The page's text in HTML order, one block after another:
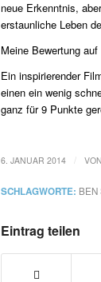
neue Erkenntnis,
erstaunliche Leben
Meine Bewertung
Ein inspirierender
einen ein wenig
ganz für 9 Punkte
6. JANUAR 2014 VON
SCHLAGWORTE: BEN
Eintrag teilen